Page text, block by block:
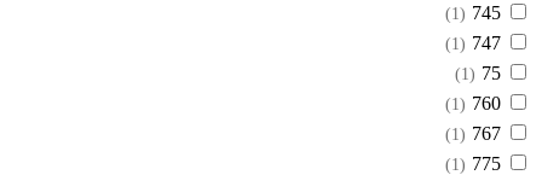
745
(1)
747
(1)
75
(1)
760
(1)
767
(1)
775
(1)